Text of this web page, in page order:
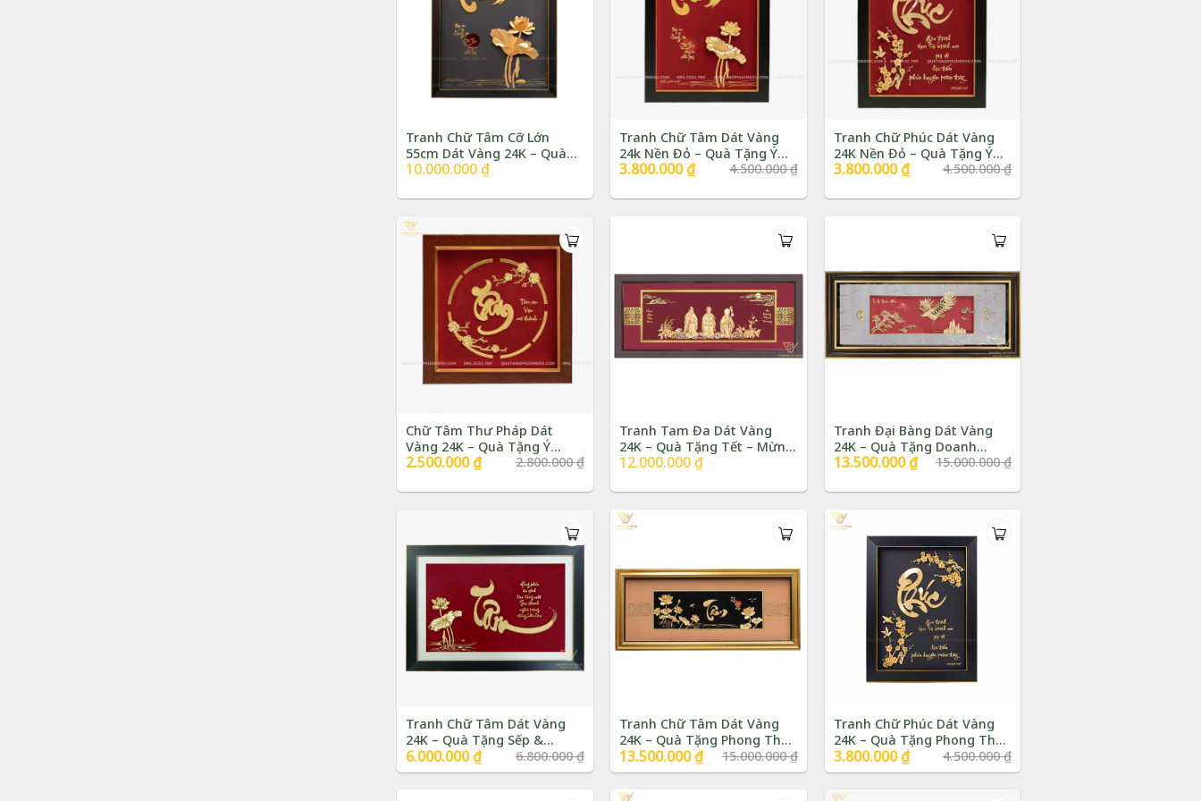
Tranh Chữ Tâm Cỡ Lớn
55cm Dát Vàng 24K – Quà
Tặng Tri Ân Nghỉ Hưu |
10.000.000₫
Tranh Chữ Tâm Dát Vàng
24k Nền Đỏ – Quà Tặng Ý
Nghĩa | Phượng Vũ Gold
4.500.000₫
Giá
3.800.000₫Giá
hiện
Tranh Chữ Phúc Dát Vàng
24K Nền Đỏ – Quà Tặng Ý
Nghĩa | Phượng Vũ Gold
4.500.000₫
Giá
3.800.000₫Giá
hiện
Chữ Tâm Thư Pháp Dát
Vàng 24K – Quà Tặng Ý
Nghĩa | Phượng Vũ Gold
2.800.000₫
Giá
2.500.000₫Giá
hiện
Tranh Tam Đa Dát Vàng
24K – Quà Tặng Tết – Mừng
Thọ | Phượng Vũ Gold
12.000.000₫
Tranh Đại Bàng Dát Vàng
24K – Quà Tặng Doanh
Nhân | Phượng Vũ Gold
15.000.000₫
Giá
13.500.000₫Giá
hiện
Tranh Chữ Tâm Dát Vàng
24K – Quà Tặng Sếp &
Khách VIP | Phượng Vũ Gold
6.800.000₫
Giá
gốc
6.000.000₫Giá
hiện
Tranh Chữ Tâm Dát Vàng
24K – Quà Tặng Phong Thủy
| Phượng Vũ Gold15.000.000₫
Giá
gốc
15.000.000 ₫.
13.500.000₫Giá
hiện
Tranh Chữ Phúc Dát Vàng
24K – Quà Tặng Phong Thủy
| Phượng Vũ Gold4.500.000₫
Giá
gốc
4.500.000 ₫.
3.800.000₫Giá
hiện